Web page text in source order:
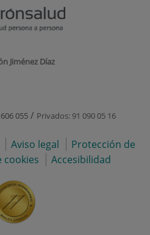
Jiménez Díaz
055 / Privados: 91 090 05 16
Aviso legal
Protección de
cookies Accesibilidad